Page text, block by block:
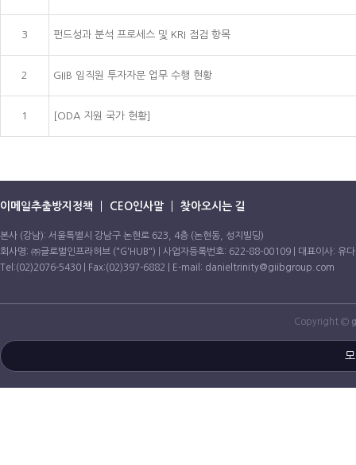
3 펀드성과 분석 프로세스 및 KRI 점검 항목
2 GIIB 임직원 투자자문 업무 수행 현황
1 [ODA 지원 국가 현황]
이메일추출방지정책 CEO인사말 찾아오시는 길
본사 (강남): 서울특별시 강남구 논현로 623, 4층 (논현동, 성지빌딩)
회사명: ㈜글로벌인프라허브 ("G'HUB") | 사업자등록번호: 622-88-00109 | 대표이사: 유
Tel:(02)2076-5430 | Fax:(02)397-6882 | E-mail: danieltrinity@giibgroup.com
Copyright ©